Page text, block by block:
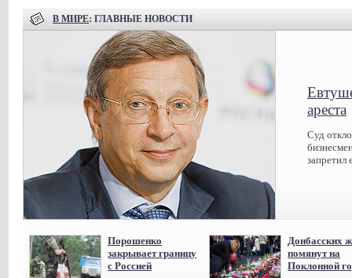
В МИРЕ: ГЛАВНЫЕ НОВОСТИ
ареста
Суд
запретил
Порошенко
закрывает границу
с Россией
Донбасских
помянут на
Поклонной